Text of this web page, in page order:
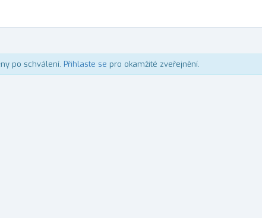
po schválení. Přihlaste se pro okamžité zveřejnění.